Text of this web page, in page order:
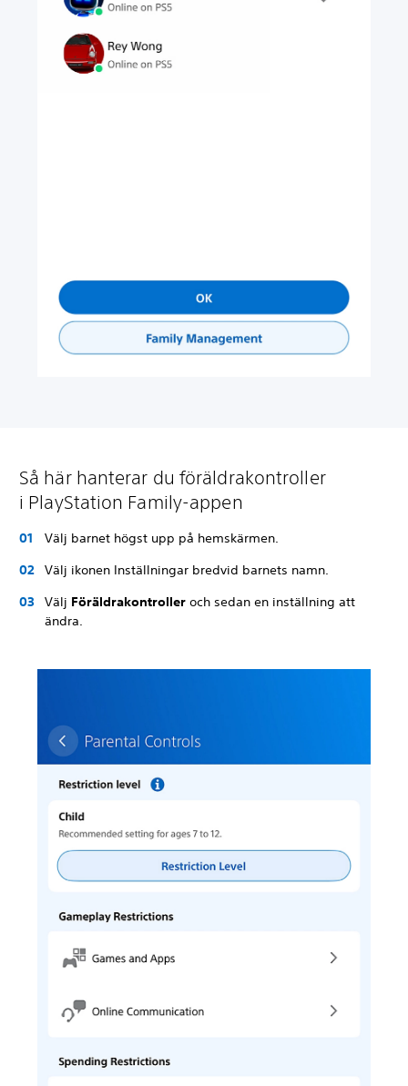
Så här hanterar du föräldrakontroller
i PlayStation Family-appen
Välj barnet högst upp på hemskärmen.
Välj ikonen Inställningar bredvid barnets namn.
Välj Föräldrakontroller och sedan en inställning att
ändra.